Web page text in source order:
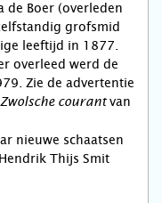
Boer (overleden
grofsmid
leeftijd in 1877.
overleed werd de
Zie de advertentie
courantvan
nieuwe schaatsen
Thijs Smit